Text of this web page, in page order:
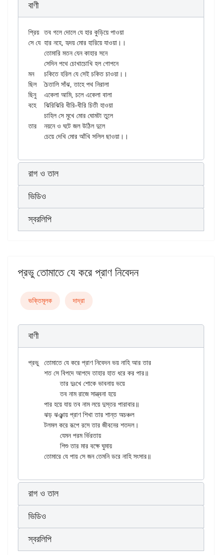
বাণী
প্রিয়	তব গলে দোলে যে হার কুড়িয়ে পাওয়া
সে যে	হার নহে, হৃদয় মোর হারিয়ে যাওয়া।।
মন	চকিতে হরিল যে সেই চকিত চাওয়া।।
ছিল	চৈতালি সাঁঝ, তাহে পথ নিরালা
ছিনু	একেলা আমি, চলে একেলা বালা
বহে	ঝিরিঝিরি ধীরি-ধীরি চিতী হাওয়া
তার	নয়নে ও ঘটে জল উঠিল দুলে
রাগ ও তাল
ভিডিও
স্বরলিপি
প্রভু তোমাতে যে করে প্রাণ নিবেদন
ভক্তিমূলক দাদ্‌রা
বাণী
প্রভু	তোমাতে যে করে প্রাণ নিবেদন ভয় নাহি আর তার
		তার দুঃখে শোকে ভাবনায় ভয়ে
		তব নাম রাজে সান্ত্বনা হয়ে
	টলমল করে রূপে রসে তার জীবনের শতদল।
রাগ ও তাল
ভিডিও
স্বরলিপি